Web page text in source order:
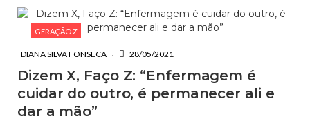
GERAÇÃO Z
DIANA SILVA FONSECA 28/05/2021
Dizem X, Faço Z: “Enfermagem é
cuidar do outro, é permanecer ali e
dar a mão”